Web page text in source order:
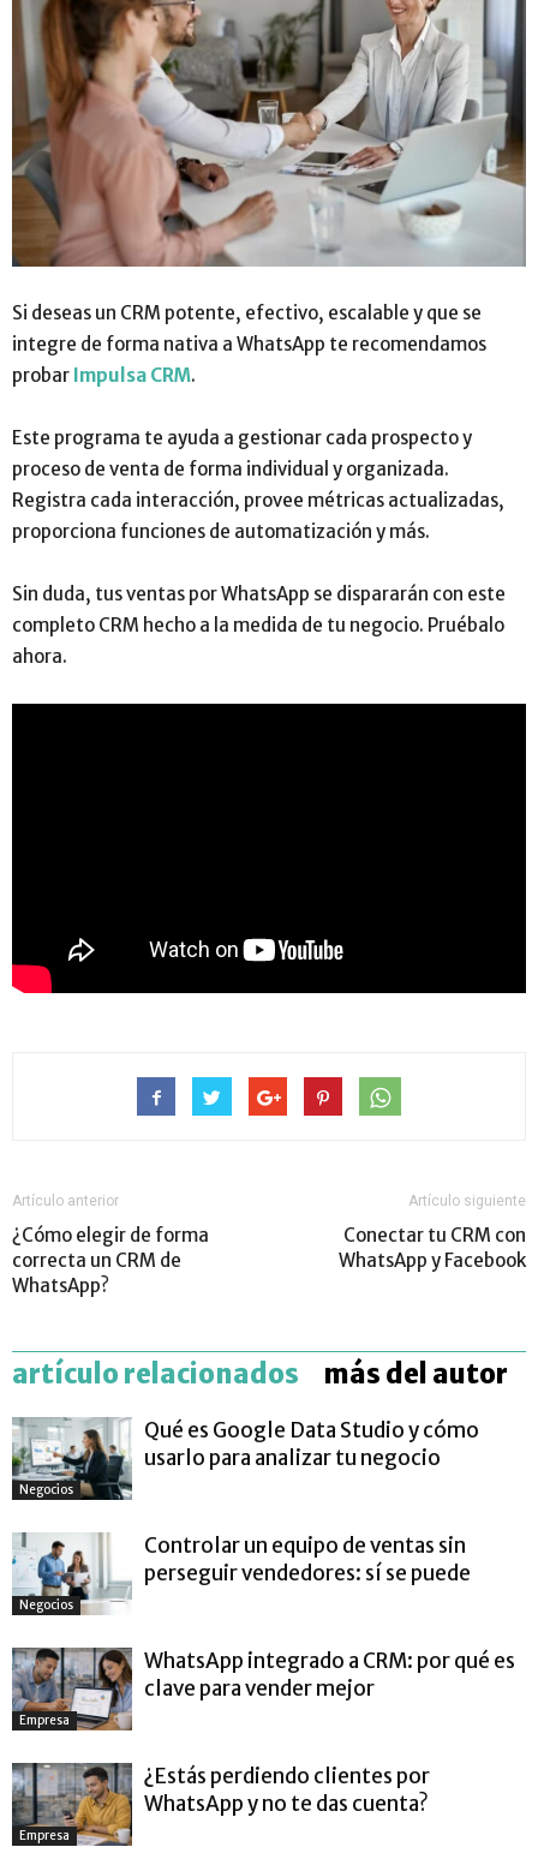
Si deseas un CRM potente, efectivo, escalable y que se
integre de forma nativa a WhatsApp te recomendamos
probar Impulsa CRM.
Este programa te ayuda a gestionar cada prospecto y
proceso de venta de forma individual y organizada.
Registra cada interacción, provee métricas actualizadas,
proporciona funciones de automatización y más.
Sin duda, tus ventas por WhatsApp se dispararán con este
completo CRM hecho a la medida de tu negocio. Pruébalo
ahora.
Artículo anterior
¿Cómo elegir de forma
correcta un CRM de
WhatsApp?
Artículo siguiente
Conectar tu CRM con
WhatsApp y Facebook
artículo relacionados más del autor
Negocios
Qué es Google Data Studio y cómo
usarlo para analizar tu negocio
Negocios
Controlar un equipo de ventas sin
perseguir vendedores: sí se puede
Empresa
WhatsApp integrado a CRM: por qué es
clave para vender mejor
Empresa
¿Estás perdiendo clientes por
WhatsApp y no te das cuenta?